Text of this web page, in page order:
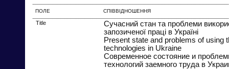
ПОЛЕ СПІВВІДНОШЕННЯ
Title
Сучасний стан та проблеми
запозиченої праці в Україні
Present state and problems of using
technologies in Ukraine
Современное состояние и
технологий заемного труда в